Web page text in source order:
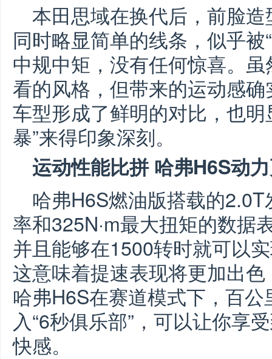
本田思域在换代后，前脸
同时略显简单的线条，似乎
中规中矩，没有任何惊喜。
看的风格，但带来的运动感
车型形成了鲜明的对比，也
暴”来得印象深刻。
运动性能比拼 哈弗H6S动
哈弗H6S燃油版搭载的
率和325N·m最大扭矩的数据
并且能够在1500转时就可以
这意味着提速表现将更加出
哈弗H6S在赛道模式下，百
入“6秒俱乐部”，可以让你享
快感。